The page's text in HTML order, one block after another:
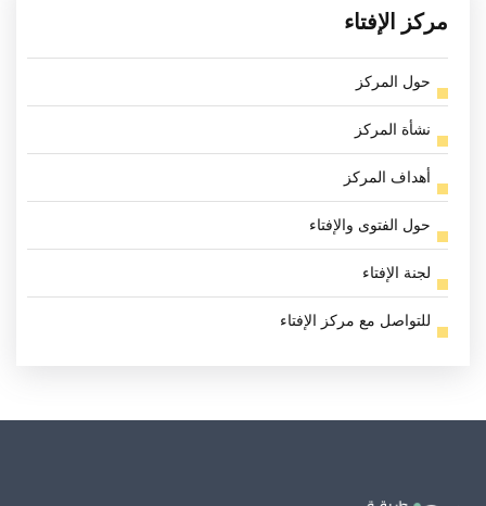
مركز الإفتاء
حول المركز
نشأة المركز
أهداف المركز
حول الفتوى والإفتاء
لجنة الإفتاء
للتواصل مع مركز الإفتاء